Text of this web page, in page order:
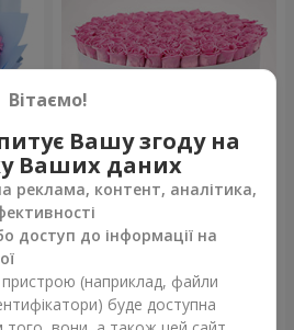
Квіти в коробці "101 рожева
троянда"
Замовити
Вітаємо!
Вашу згоду на
Ваших даних
реклама, контент, аналітика,
доступ до інформації на
(наприклад, файли
буде доступна